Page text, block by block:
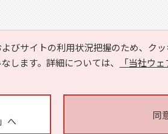
びサイトの利用状況把握のため、ク
します。詳細については、
「当社ウ
へ
同
© HYOJITO.Co.,Ltd. All Rights Reserved.